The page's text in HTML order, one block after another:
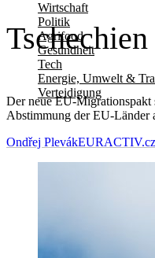
Wirtschaft
Politik
Agrifood
Gesundheit
Tech
Energie, Umwelt &
Verteidigung
Der neue EU-Migrationspakt
Abstimmung der EU-Länder
Ondřej PlevákEURACTIV.cz